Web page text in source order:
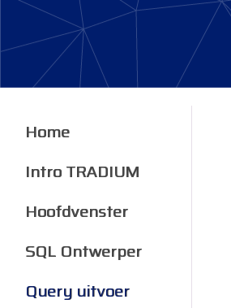
Home
Intro TRADIUM
Hoofdvenster
SQL Ontwerper
Query uitvoer